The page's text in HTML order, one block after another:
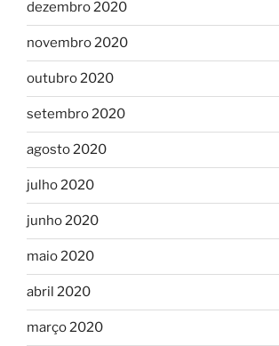
dezembro 2020
novembro 2020
outubro 2020
setembro 2020
agosto 2020
julho 2020
junho 2020
maio 2020
abril 2020
março 2020